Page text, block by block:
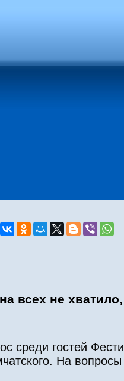
всех не хватило,
среди гостей
На